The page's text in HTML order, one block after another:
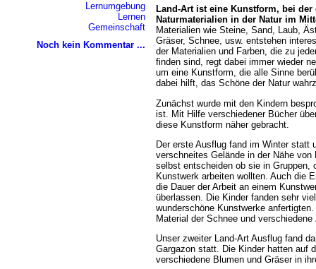
Lernumgebung
Lernen
Gemeinschaft
Noch kein Kommentar ...
Land-Art ist eine Kunstform, bei der
Naturmaterialien in der Natur im
Materialien wie Steine, Sand, Laub,
Gräser, Schnee, usw. entstehen
der Materialien und Farben, die zu
finden sind, regt dabei immer wieder
um eine Kunstform, die alle Sinne
dabei hilft, das Schöne der Natur
Zunächst wurde mit den Kindern
ist. Mit Hilfe verschiedener Bücher
diese Kunstform näher gebracht.
Der erste Ausflug fand im Winter statt
verschneites Gelände in der Nähe
selbst entscheiden ob sie in Gruppen,
Kunstwerk arbeiten wollten. Auch die
die Dauer der Arbeit an einem
überlassen. Die Kinder fanden sehr
wunderschöne Kunstwerke
Material der Schnee und verschiedene
Unser zweiter Land-Art Ausflug fand
Gargazon statt. Die Kinder hatten auf
verschiedene Blumen und Gräser in